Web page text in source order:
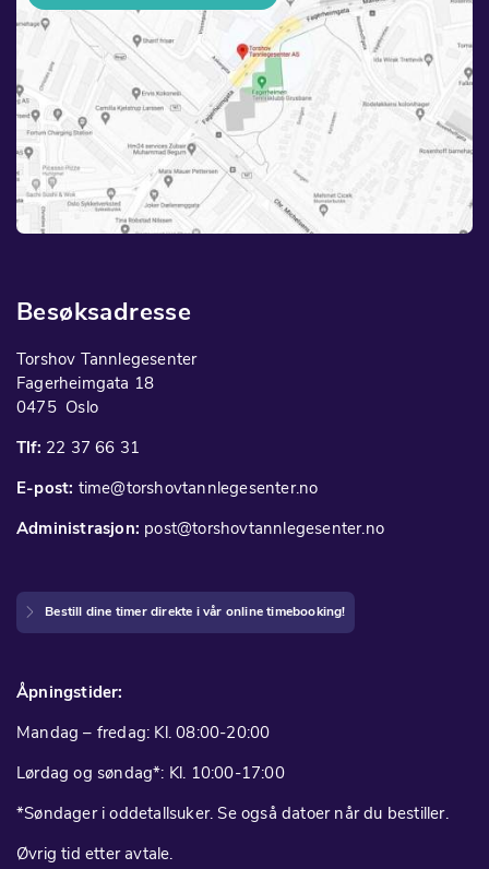
Besøksadresse
Torshov Tannlegesenter
Fagerheimgata 18
0475 Oslo
Tlf: 22 37 66 31
E-post: time@torshovtannlegesenter.no
Administrasjon: post@torshovtannlegesenter.no
Bestill dine timer direkte i vår online timebooking!
Åpningstider:
Mandag – fredag: Kl. 08:00-20:00
Lørdag og søndag*: Kl. 10:00-17:00
*Søndager i oddetallsuker. Se også datoer når du bestiller.
Øvrig tid etter avtale.